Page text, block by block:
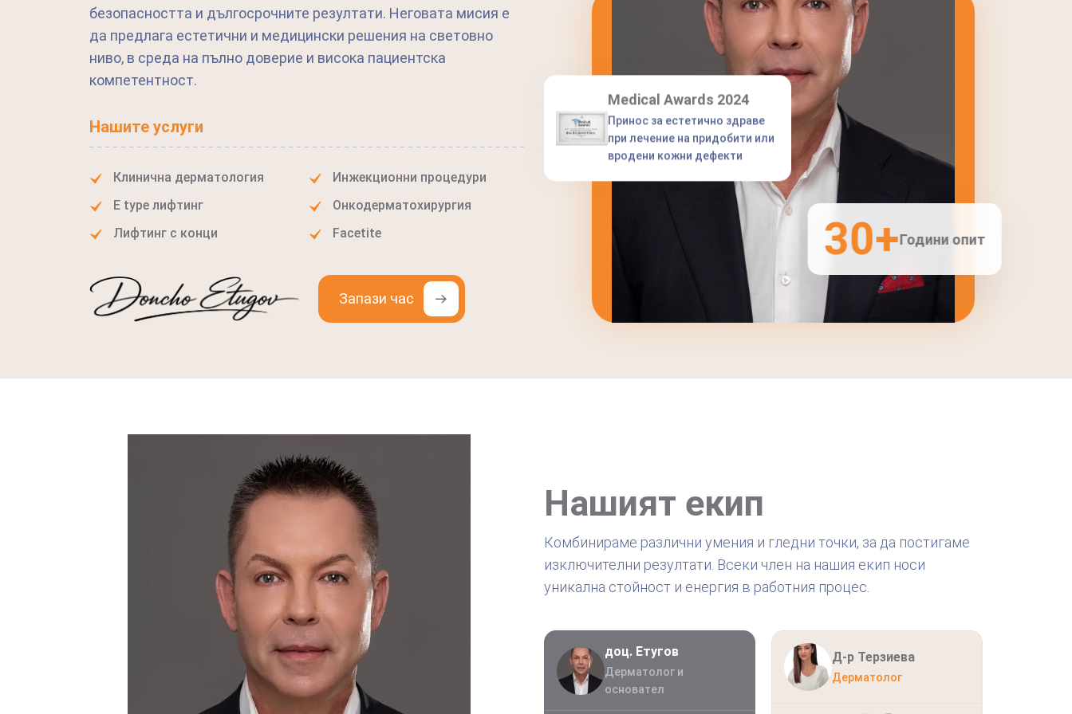
безопасността и дългосрочните резултати. Неговата мисия е
да предлага естетични и медицински решения на световно
ниво, в среда на пълно доверие и висока пациентска
компетентност.
Нашите услуги
Клинична дерматология
Инжекционни процедури
E type лифтинг
Онкодерматохирургия
Лифтинг с конци
Facetite
Запази час
30+Години опит
Medical Awards 2024
Принос за естетично здраве
при лечение на придобити или
вродени кожни дефекти
Нашият екип
Комбинираме различни умения и гледни точки, за да постигаме
изключителни резултати. Всеки член на нашия екип носи
уникална стойност и енергия в работния процес.
доц. Етугов
Дерматолог и
основател
Д-р Терзиева
Дерматолог